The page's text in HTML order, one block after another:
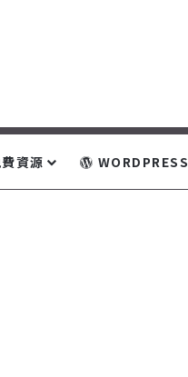
資源 WORDPRESS